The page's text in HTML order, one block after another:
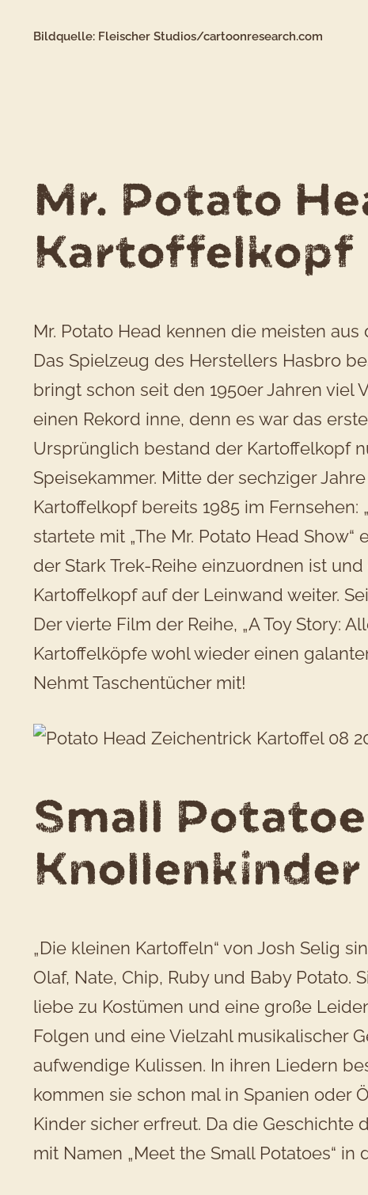
Bildquelle: Fleischer Studios/cartoonresearch.com
Mr. Potato
Kartoffelkopf
Mr. Potato Head kennen die meisten
Das Spielzeug des Herstellers Hasbro
bringt schon seit den 1950er Jahren viel
einen Rekord inne, denn es war das
Ursprünglich bestand der Kartoffelkopf
Speisekammer. Mitte der sechziger
Kartoffelkopf bereits 1985 im
startete mit „The Mr. Potato Head
der Stark Trek-Reihe einzuordnen ist
Kartoffelkopf auf der Leinwand weiter.
Der vierte Film der Reihe, „A Toy Story:
Kartoffelköpfe wohl wieder einen
Nehmt Taschentücher mit!
Small
Knollenkinder
„Die kleinen Kartoffeln“ von Josh Selig
Olaf, Nate, Chip, Ruby und Baby
liebe zu Kostümen und eine große
Folgen und eine Vielzahl musikalischer
aufwendige Kulissen. In ihren Liedern
kommen sie schon mal in Spanien oder
Kinder sicher erfreut. Da die Geschichte
mit Namen „Meet the Small Potatoes“ in